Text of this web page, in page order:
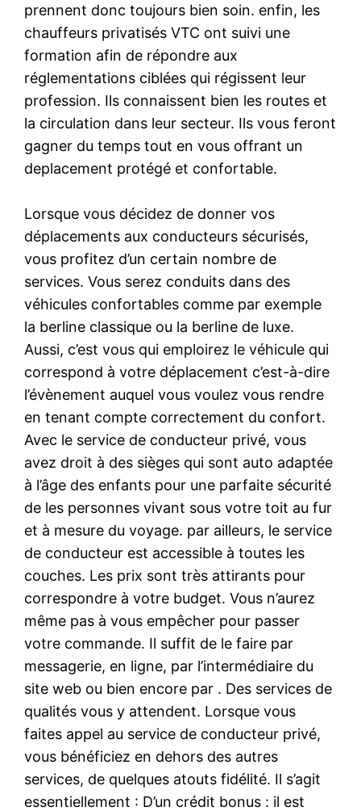
prennent donc toujours bien soin. enfin, les
chauffeurs privatisés VTC ont suivi une
formation afin de répondre aux
réglementations ciblées qui régissent leur
profession. Ils connaissent bien les routes et
la circulation dans leur secteur. Ils vous feront
gagner du temps tout en vous offrant un
deplacement protégé et confortable.
Lorsque vous décidez de donner vos
déplacements aux conducteurs sécurisés,
vous profitez d’un certain nombre de
services. Vous serez conduits dans des
véhicules confortables comme par exemple
la berline classique ou la berline de luxe.
Aussi, c’est vous qui emploirez le véhicule qui
correspond à votre déplacement c’est-à-dire
l’évènement auquel vous voulez vous rendre
en tenant compte correctement du confort.
Avec le service de conducteur privé, vous
avez droit à des sièges qui sont auto adaptée
à l’âge des enfants pour une parfaite sécurité
de les personnes vivant sous votre toit au fur
et à mesure du voyage. par ailleurs, le service
de conducteur est accessible à toutes les
couches. Les prix sont très attirants pour
correspondre à votre budget. Vous n’aurez
même pas à vous empêcher pour passer
votre commande. Il suffit de le faire par
messagerie, en ligne, par l’intermédiaire du
site web ou bien encore par . Des services de
qualités vous y attendent. Lorsque vous
faites appel au service de conducteur privé,
vous bénéficiez en dehors des autres
services, de quelques atouts fidélité. Il s’agit
essentiellement : D’un crédit bonus : il est